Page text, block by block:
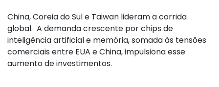
China, Coreia do Sul e Taiwan lideram a corrida
global. A demanda crescente por chips de
inteligência artificial e memória, somada às tensões
comerciais entre EUA e China, impulsiona esse
aumento de investimentos.